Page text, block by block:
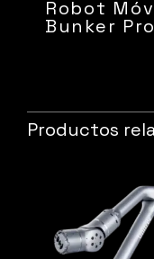
Robot
Bunker Pro
Productos